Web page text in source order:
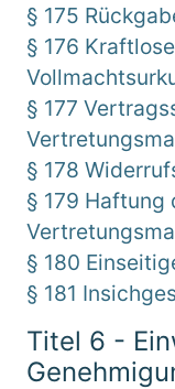
§ 175
§ 176
§ 177
§ 178
§ 179 Haftung
§ 180
§ 181
Titel 6 -